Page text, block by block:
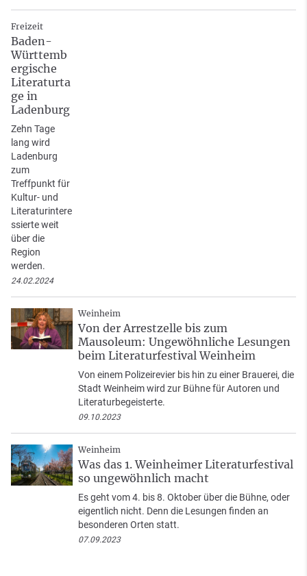
Freizeit
Baden-
Württemb
ergische
Literaturta
ge in
Ladenburg
Zehn Tage
lang wird
Ladenburg
zum
Treffpunkt für
Kultur- und
Literaturintere
ssierte weit
über die
Region
werden.
24.02.2024
Weinheim
Von der Arrestzelle bis zum
Mausoleum: Ungewöhnliche Lesungen
beim Literaturfestival Weinheim
Von einem Polizeirevier bis hin zu einer Brauerei, die
Stadt Weinheim wird zur Bühne für Autoren und
Literaturbegeisterte.
09.10.2023
Weinheim
Was das 1. Weinheimer Literaturfestival
so ungewöhnlich macht
Es geht vom 4. bis 8. Oktober über die Bühne, oder
eigentlich nicht. Denn die Lesungen finden an
besonderen Orten statt.
07.09.2023